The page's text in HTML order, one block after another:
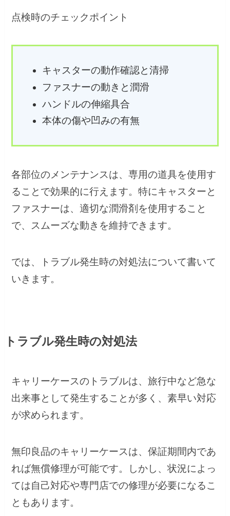
点検時のチェックポイント
キャスターの動作確認と清掃
ファスナーの動きと潤滑
ハンドルの伸縮具合
本体の傷や凹みの有無
各部位のメンテナンスは、専用の道具を使用す
ることで効果的に行えます。特にキャスターと
ファスナーは、適切な潤滑剤を使用すること
で、スムーズな動きを維持できます。
では、トラブル発生時の対処法について書いて
いきます。
トラブル発生時の対処法
キャリーケースのトラブルは、旅行中など急な
出来事として発生することが多く、素早い対応
が求められます。
無印良品のキャリーケースは、保証期間内であ
れば無償修理が可能です。しかし、状況によっ
ては自己対応や専門店での修理が必要になるこ
ともあります。